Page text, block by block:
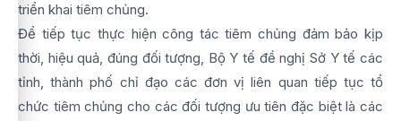
triển khai tiêm chủng.
Để tiếp tục thực hiện công tác tiêm chủng đảm bảo kịp
thời, hiệu quả, đúng đối tượng, Bộ Y tế đề nghị Sở Y tế các
tỉnh, thành phố chỉ đạo các đơn vị liên quan tiếp tục tổ
chức tiêm chủng cho các đối tượng ưu tiên đặc biệt là các